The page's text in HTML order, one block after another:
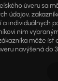
úveru sa
údajov,
a individuálnych
ním
môže
navýšená do